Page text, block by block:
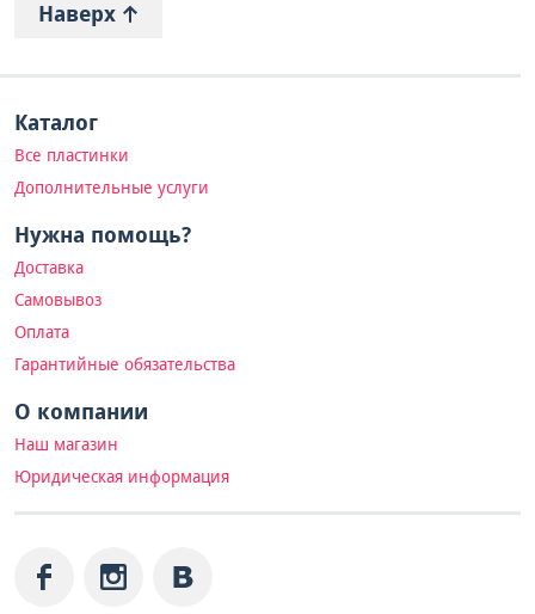
Наверх
Каталог
Все пластинки
Дополнительные услуги
Нужна помощь?
Доставка
Самовывоз
Оплата
Гарантийные обязательства
О компании
Наш магазин
Юридическая информация